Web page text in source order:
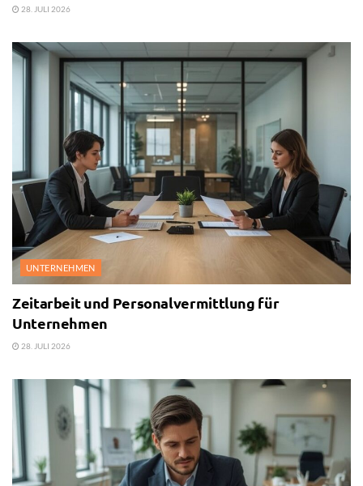
28. JULI 2026
UNTERNEHMEN
Zeitarbeit und Personalvermittlung für
Unternehmen
28. JULI 2026